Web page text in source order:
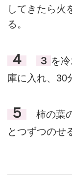
してきたら火
る。
４ ３ を
庫に入れ、30
５ 柿の葉
とつずつのせ